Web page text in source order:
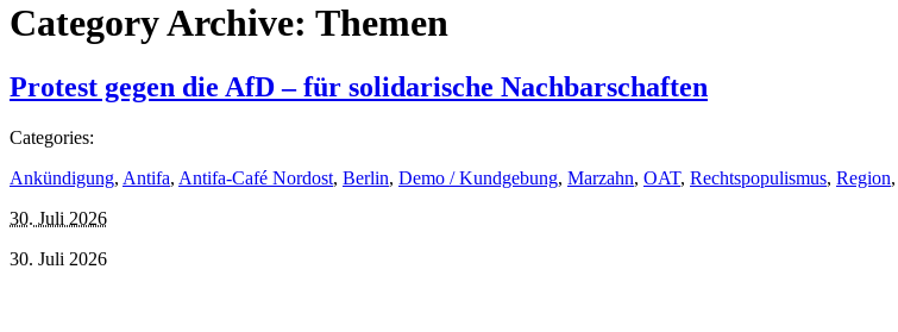
Category Archive: Themen
Protest gegen die AfD – für solidarische Nachbarschaften
Categories:
Ankündigung, Antifa, Antifa-Café Nordost, Berlin, Demo / Kundgebung, Marzahn, OAT, Rechtspopulismus, Region,
30. Juli 2026
30. Juli 2026